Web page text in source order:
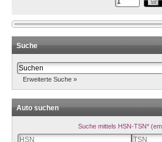
Suche
Erweiterte Suche »
Auto suchen
Suche mittels HSN-TSN*